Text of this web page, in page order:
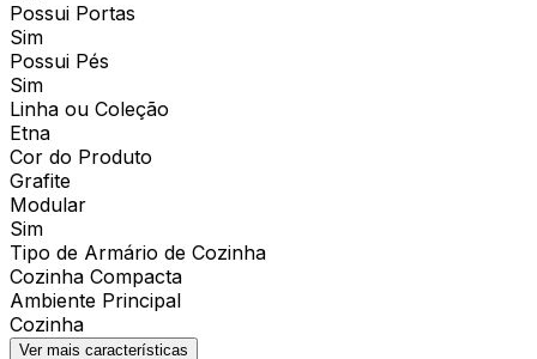
Possui Portas
Sim
Possui Pés
Sim
Linha ou Coleção
Etna
Cor do Produto
Grafite
Modular
Sim
Tipo de Armário de Cozinha
Cozinha Compacta
Ambiente Principal
Cozinha
Ver mais características